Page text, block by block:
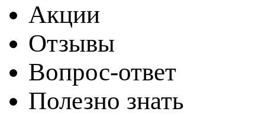
Акции
Отзывы
Вопрос-ответ
Полезно знать